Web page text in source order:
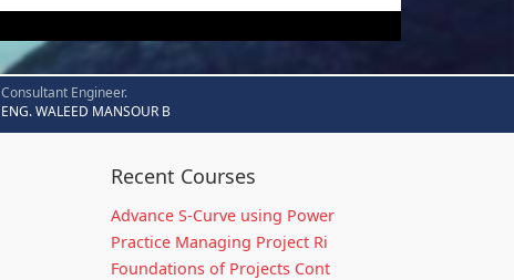
Consultant Engineer.
ENG. WALEED MANSOUR B
Recent Courses
Advance S-Curve using Power
Practice Managing Project Ri
Foundations of Projects Cont